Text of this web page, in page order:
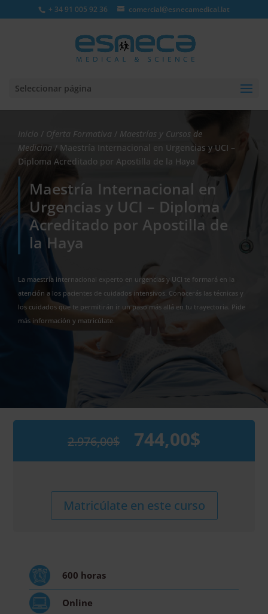
+ 34 91 005 92 36 comercial@esnecamedical.lat
Seleccionar página
Inicio / Oferta Formativa / Maestrías y Cursos de
Medicina / Maestría Internacional en Urgencias y UCI –
Diploma Acreditado por Apostilla de la Haya
Maestría Internacional en
Urgencias y UCI – Diploma
Acreditado por Apostilla de
la Haya
La maestría internacional experto en urgencias y UCI te formará en la
atención a los pacientes de cuidados intensivos. Conocerás las técnicas y
los cuidados que te permitirán ir un paso más allá en tu trayectoria. Pide
más información y matricúlate.
2.976,00$
2.976,00$.
744,00$
744,00$.
Internacional
Acreditado
Matricúlate en este curso
600 horas
Online